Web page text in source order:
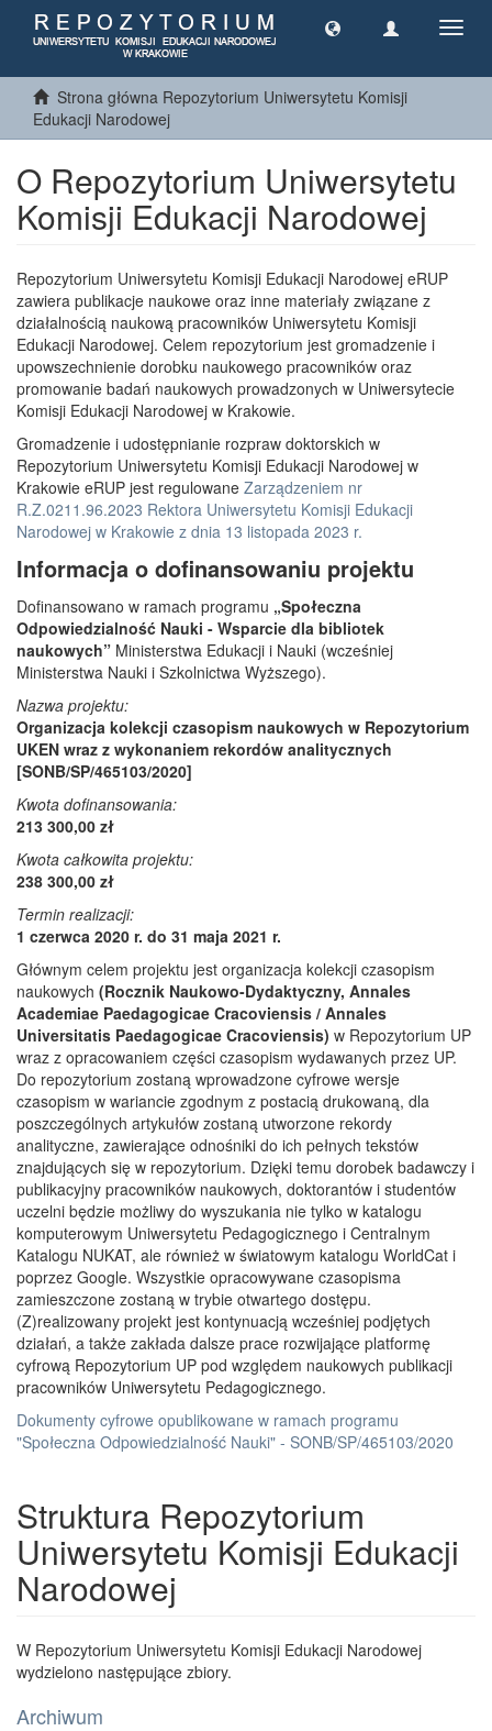
Strona główna Repozytorium Uniwersytetu Komisji
Edukacji Narodowej
O Repozytorium Uniwersytetu
Komisji Edukacji Narodowej
Repozytorium Uniwersytetu Komisji Edukacji Narodowej eRUP
zawiera publikacje naukowe oraz inne materiały związane z
działalnością naukową pracowników Uniwersytetu Komisji
Edukacji Narodowej. Celem repozytorium jest gromadzenie i
upowszechnienie dorobku naukowego pracowników oraz
promowanie badań naukowych prowadzonych w Uniwersytecie
Komisji Edukacji Narodowej w Krakowie.
Gromadzenie i udostępnianie rozpraw doktorskich w
Repozytorium Uniwersytetu Komisji Edukacji Narodowej w
Krakowie eRUP jest regulowane Zarządzeniem nr
R.Z.0211.96.2023 Rektora Uniwersytetu Komisji Edukacji
Narodowej w Krakowie z dnia 13 listopada 2023 r.
Informacja o dofinansowaniu projektu
Dofinansowano w ramach programu „Społeczna
Odpowiedzialność Nauki - Wsparcie dla bibliotek
naukowych” Ministerstwa Edukacji i Nauki (wcześniej
Ministerstwa Nauki i Szkolnictwa Wyższego).
Nazwa projektu:
Organizacja kolekcji czasopism naukowych w Repozytorium
UKEN wraz z wykonaniem rekordów analitycznych
[SONB/SP/465103/2020]
Kwota dofinansowania:
213 300,00 zł
Kwota całkowita projektu:
238 300,00 zł
Termin realizacji:
1 czerwca 2020 r. do 31 maja 2021 r.
Głównym celem projektu jest organizacja kolekcji czasopism
naukowych (Rocznik Naukowo-Dydaktyczny, Annales
Academiae Paedagogicae Cracoviensis / Annales
Universitatis Paedagogicae Cracoviensis) w Repozytorium UP
wraz z opracowaniem części czasopism wydawanych przez UP.
Do repozytorium zostaną wprowadzone cyfrowe wersje
czasopism w wariancie zgodnym z postacią drukowaną, dla
poszczególnych artykułów zostaną utworzone rekordy
analityczne, zawierające odnośniki do ich pełnych tekstów
znajdujących się w repozytorium. Dzięki temu dorobek badawczy i
publikacyjny pracowników naukowych, doktorantów i studentów
uczelni będzie możliwy do wyszukania nie tylko w katalogu
komputerowym Uniwersytetu Pedagogicznego i Centralnym
Katalogu NUKAT, ale również w światowym katalogu WorldCat i
poprzez Google. Wszystkie opracowywane czasopisma
zamieszczone zostaną w trybie otwartego dostępu.
(Z)realizowany projekt jest kontynuacją wcześniej podjętych
działań, a także zakłada dalsze prace rozwijające platformę
cyfrową Repozytorium UP pod względem naukowych publikacji
pracowników Uniwersytetu Pedagogicznego.
Dokumenty cyfrowe opublikowane w ramach programu
"Społeczna Odpowiedzialność Nauki" - SONB/SP/465103/2020
Struktura Repozytorium
Uniwersytetu Komisji Edukacji
Narodowej
W Repozytorium Uniwersytetu Komisji Edukacji Narodowej
wydzielono następujące zbiory.
Archiwum